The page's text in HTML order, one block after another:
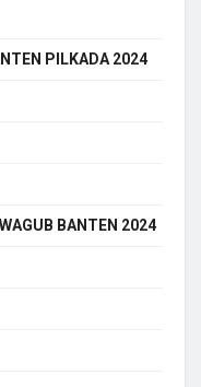
PILKADA 2024
BANTEN 2024